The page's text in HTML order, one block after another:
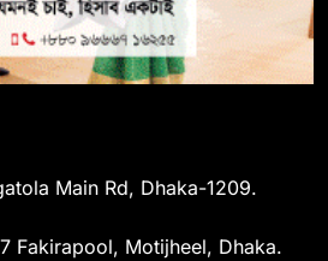
Main Rd, Dhaka-1209.
Fakirapool, Motijheel, Dhaka.